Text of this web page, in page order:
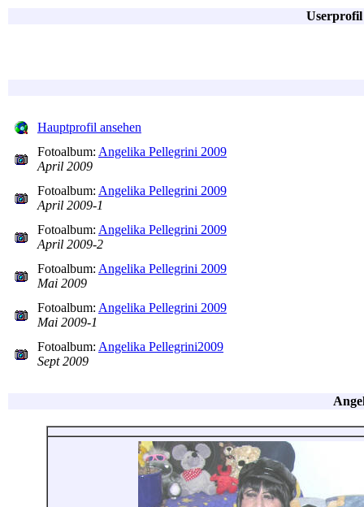
Hauptprofil ansehen
Fotoalbum: Angelika Pellegrini 2009
April 2009
Fotoalbum: Angelika Pellegrini 2009
April 2009-1
Fotoalbum: Angelika Pellegrini 2009
April 2009-2
Fotoalbum: Angelika Pellegrini 2009
Mai 2009
Fotoalbum: Angelika Pellegrini 2009
Mai 2009-1
Fotoalbum: Angelika Pellegrini2009
Sept 2009